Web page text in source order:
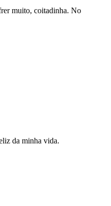
muito, coitadinha. No
da minha vida.